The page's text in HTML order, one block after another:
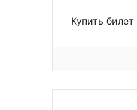
Купить билет